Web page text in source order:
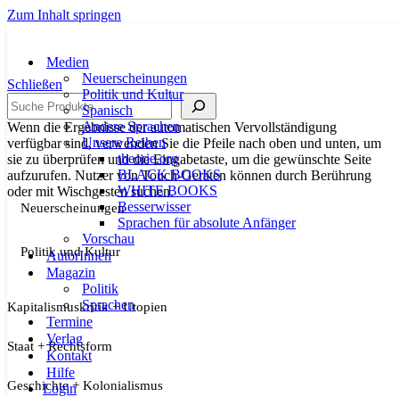
Zum Inhalt springen
Medien
Neuerscheinungen
Politik und Kultur
Spanisch
Andere Sprachen
Unsere Reihen
theorie.org
BLACK BOOKS
WHITE BOOKS
Besserwisser
Sprachen für absolute Anfänger
Vorschau
AutorInnen
Magazin
Politik
Sprachen
Termine
Verlag
Kontakt
Hilfe
Login
Schließen
Suche
Wenn die Ergebnisse der automatischen Vervollständigung
verfügbar sind, verwenden Sie die Pfeile nach oben und unten, um
sie zu überprüfen und die Eingabetaste, um die gewünschte Seite
aufzurufen. Nutzer von Touch-Geräten können durch Berührung
oder mit Wischgesten suchen.
Neuerscheinungen
Politik und Kultur
Kapitalismuskritik + Utopien
Staat + Rechtsform
Geschichte + Kolonialismus